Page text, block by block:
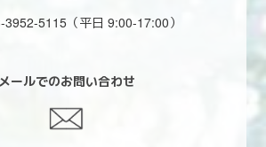
3952-5115（平日 9:00-17:00）
メールでのお問い合わせ